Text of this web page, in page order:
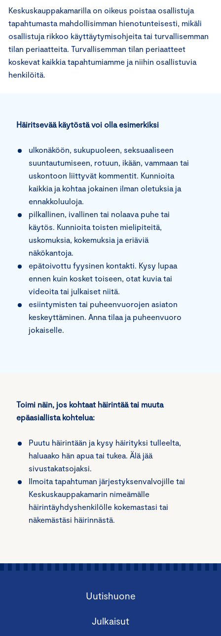
Keskuskauppakamarilla on oikeus poistaa osallistuja
tapahtumasta mahdollisimman hienotunteisesti, mikäli
osallistuja rikkoo käyttäytymisohjeita tai turvallisemman
tilan periaatteita. Turvallisemman tilan periaatteet
koskevat kaikkia tapahtumiamme ja niihin osallistuvia
henkilöitä.
Häiritsevää käytöstä voi olla esimerkiksi
ulkonäköön, sukupuoleen, seksuaaliseen
suuntautumiseen, rotuun, ikään, vammaan tai
uskontoon liittyvät kommentit. Kunnioita
kaikkia ja kohtaa jokainen ilman oletuksia ja
ennakkoluuloja.
pilkallinen, ivallinen tai nolaava puhe tai
käytös. Kunnioita toisten mielipiteitä,
uskomuksia, kokemuksia ja eriäviä
näkökantoja.
epätoivottu fyysinen kontakti. Kysy lupaa
ennen kuin kosket toiseen, otat kuvia tai
videoita tai julkaiset niitä.
esiintymisten tai puheenvuorojen asiaton
keskeyttäminen. Anna tilaa ja puheenvuoro
jokaiselle.
Toimi näin, jos kohtaat häirintää tai muuta
epäasiallista kohtelua:
Puutu häirintään ja kysy häirityksi tulleelta,
haluaako hän apua tai tukea. Älä jää
sivustakatsojaksi.
Ilmoita tapahtuman järjestyksenvalvojille tai
Keskuskauppakamarin nimeämälle
häirintäyhdyshenkilölle kokemastasi tai
näkemästäsi häirinnästä.
Uutishuone
Julkaisut